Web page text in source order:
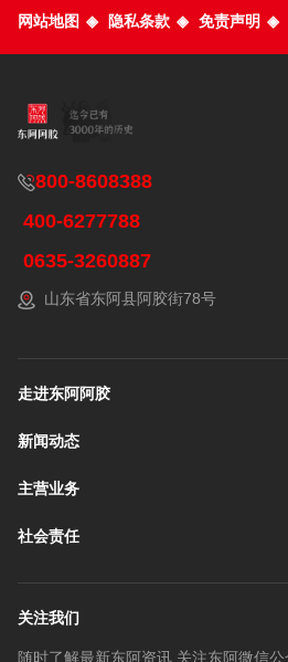
网站地图 ◈ 隐私条款 ◈ 免责声明 ◈
800-8608388
400-6277788
0635-3260887
山东省东阿县阿胶街78号
走进东阿阿胶
新闻动态
主营业务
社会责任
关注我们
随时了解最新东阿资讯 关注东阿微信